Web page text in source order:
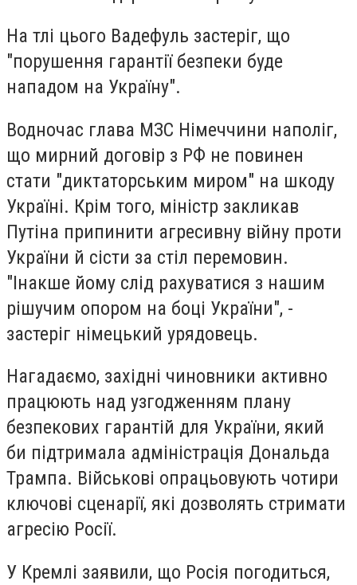
На тлі цього Вадефуль застеріг, що
"порушення гарантії безпеки буде
нападом на Україну".
Водночас глава МЗС Німеччини наполіг,
що мирний договір з РФ не повинен
стати "диктаторським миром" на шкоду
Україні. Крім того, міністр закликав
Путіна припинити агресивну війну проти
України й сісти за стіл перемовин.
"Інакше йому слід рахуватися з нашим
рішучим опором на боці України", -
застеріг німецький урядовець.
Нагадаємо, західні чиновники активно
працюють над узгодженням плану
безпекових гарантій для України, який
би підтримала адміністрація Дональда
Трампа. Військові опрацьовують чотири
ключові сценарії, які дозволять стримати
агресію Росії.
У Кремлі заявили, що Росія погодиться,